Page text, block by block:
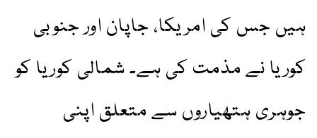
ہیں جس کی امریکا، جاپان اور جنوبی
کوریا نے مذمت کی ہے۔ شمالی کوریا کو
جوہری ہتھیاروں سے متعلق اپنی